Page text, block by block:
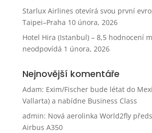
Starlux Airlines otevírá svou první
Taipei–Praha 10 února, 2026
Hotel Hira (Istanbul) – 8,5 hodnocení
neodpovídá 1 února, 2026
Nejnovější komentáře
Adam: Exim/Fischer bude létat do
Vallarta) a nabídne Business Class
admin: Nová aerolinka World2fly
Airbus A350